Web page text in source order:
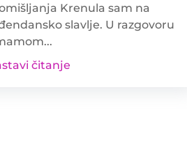
Krenula sam na
slavlje. U razgovoru
čitanje